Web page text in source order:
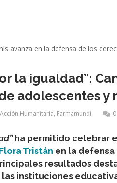
la igualdad”:
adolescentes y
Humanitaria, Farmamundi 0
ha permitido celebrar
Tristán en la
resultados
instituciones